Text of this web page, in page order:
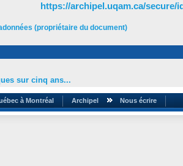
https://archipel.uqam.ca/secure/
(propriétaire du document)
sur cinq ans...
à Montréal Archipel Nous écrire